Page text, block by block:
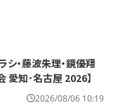
シ・藤波朱理・鏡優翔
愛知･名古屋 2026】
2026/08/06 10:19